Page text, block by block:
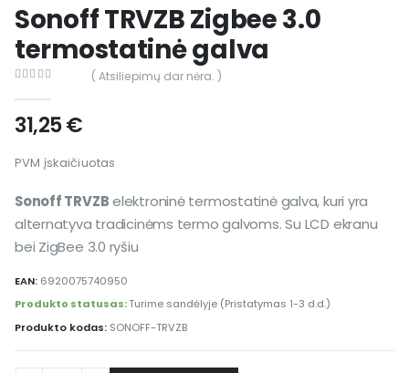
Sonoff TRVZB Zigbee 3.0
termostatinė galva
( Atsiliepimų dar nėra. )
31,25€
PVM įskaičiuotas
Sonoff TRVZBelektroninė termostatinė galva, kuri yra
alternatyva tradicinėms termo galvoms. Su LCD ekranu
bei ZigBee 3.0 ryšiu
EAN: 6920075740950
Produkto statusas:Turime sandėlyje (Pristatymas 1-3 d.d.)
Produkto kodas: SONOFF-TRVZB